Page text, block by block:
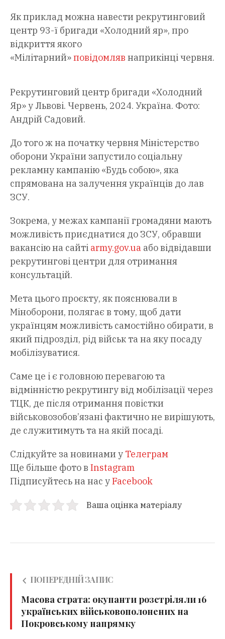
Як приклад можна навести рекрутинговий
центр 93-ї бригади «Холодний яр», про
відкриття якого
«Мілітарний»повідомляв наприкінці червня.
Рекрутинговий центр бригади «Холодний
Яр» у Львові. Червень, 2024. Україна. Фото:
Андрій Садовий.
До того ж на початку червня Міністерство
оборони України запустило соціальну
рекламну кампанію «Будь собою», яка
спрямована на залучення українців до лав
ЗСУ.
Зокрема, у межах кампанії громадяни мають
можливість приєднатися до ЗСУ, обравши
вакансію на сайті army.gov.ua або відвідавши
рекрутингові центри для отримання
консультацій.
Мета цього проєкту, як пояснювали в
Міноборони, полягає в тому, щоб дати
українцям можливість самостійно обирати, в
який підрозділ, рід військ та на яку посаду
мобілізуватися.
Саме це і є головною перевагою та
відмінністю рекрутингу від мобілізації через
ТЦК, де після отримання повістки
військовозобов’язані фактично не вирішують,
де служитимуть та на якій посаді.
Слідкуйте за новинами у Телеграм
Ще більше фото в Instagram
Підписуйтесь на нас уFacebook
Ваша оцінка матеріалу
ПОПЕРЕДНІЙ ЗАПИС
Масова страта: окупанти розстріляли 16
українських військовополонених на
Покровському напрямку